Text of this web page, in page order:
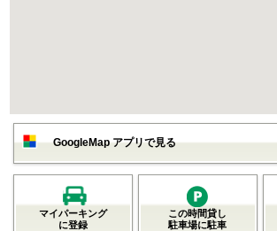
GoogleMap アプリで見る
マイパーキング
に登録
この時間貸し
駐車場に駐車